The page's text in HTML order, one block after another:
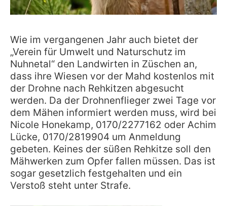
Wie im vergangenen Jahr auch bietet der
„Verein für Umwelt und Naturschutz im
Nuhnetal“ den Landwirten in Züschen an,
dass ihre Wiesen vor der Mahd kostenlos mit
der Drohne nach Rehkitzen abgesucht
werden. Da der Drohnenflieger zwei Tage vor
dem Mähen informiert werden muss, wird bei
Nicole Honekamp, 0170/2277162 oder Achim
Lücke, 0170/2819904 um Anmeldung
gebeten. Keines der süßen Rehkitze soll den
Mähwerken zum Opfer fallen müssen. Das ist
sogar gesetzlich festgehalten und ein
Verstoß steht unter Strafe.